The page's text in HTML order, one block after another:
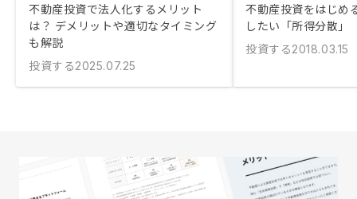
不動産投資で法人化するメリット
は？ デメリットや適切なタイミング
も解説
投資する2025.07.25
不動産投資をはじめ
したい「所得分散」
投資する2018.03.15